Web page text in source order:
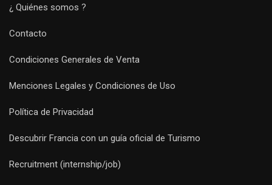
¿ Quiénes somos ?
Contacto
Condiciones Generales de Venta
Menciones Legales y Condiciones de Uso
Política de Privacidad
Descubrir Francia con un guía oficial de Turismo
Recruitment (internship/job)